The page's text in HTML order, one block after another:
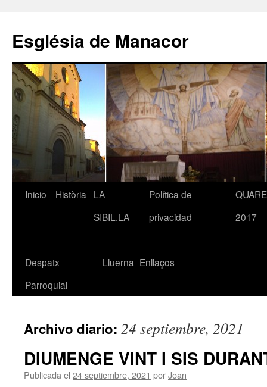
contenido
Església de Manacor
Inicio Història
LA
SIBIL.LA
Política de
privacidad
2017
Despatx
Parroquial
Lluerna Enllaços
Archivo diario: 24 septiembre, 2021
DIUMENGE VINT I SIS
Publicada el 24 septiembre, 2021 porJoan